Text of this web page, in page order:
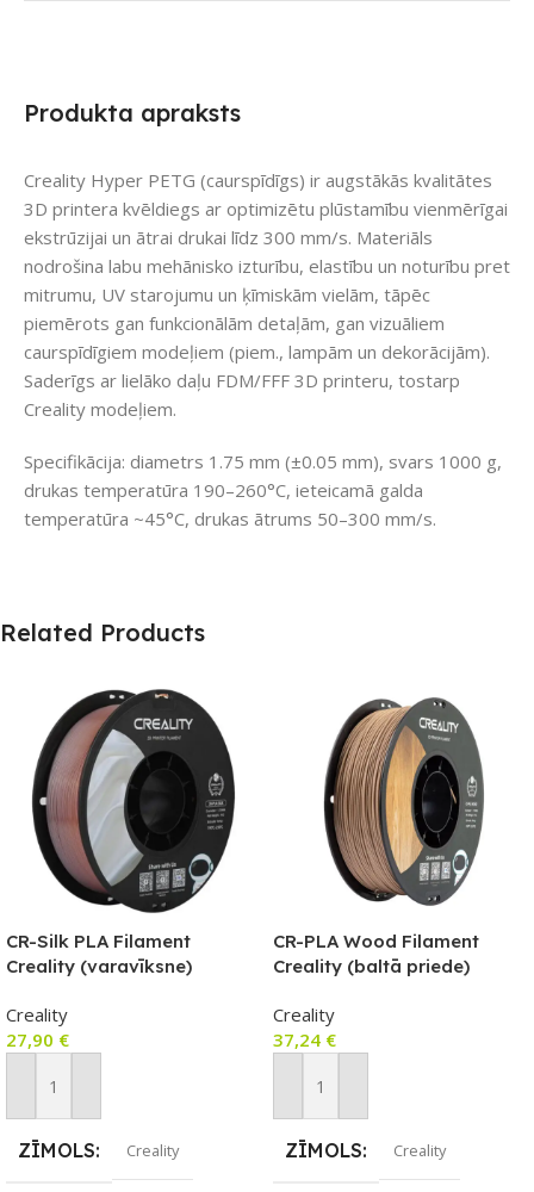
Produkta apraksts
Creality Hyper PETG (caurspīdīgs) ir augstākās kvalitātes
3D printera kvēldiegs ar optimizētu plūstamību vienmērīgai
ekstrūzijai un ātrai drukai līdz 300 mm/s. Materiāls
nodrošina labu mehānisko izturību, elastību un noturību pret
mitrumu, UV starojumu un ķīmiskām vielām, tāpēc
piemērots gan funkcionālām detaļām, gan vizuāliem
caurspīdīgiem modeļiem (piem., lampām un dekorācijām).
Saderīgs ar lielāko daļu FDM/FFF 3D printeru, tostarp
Creality modeļiem.
Specifikācija: diametrs 1.75 mm (±0.05 mm), svars 1000 g,
drukas temperatūra 190–260°C, ieteicamā galda
temperatūra ~45°C, drukas ātrums 50–300 mm/s.
Related Products
CR-Silk PLA Filament
Creality (varavīksne)
Creality
27,90 €
Pievienot Grozam
ZĪMOLS Creality
CR-PLA Wood Filament
Creality (baltā priede)
Creality
37,24 €
Pievienot Grozam
ZĪMOLS Creality